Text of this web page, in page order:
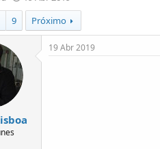
a
a
i
n
i
9 Próximo
19 Abr 2019